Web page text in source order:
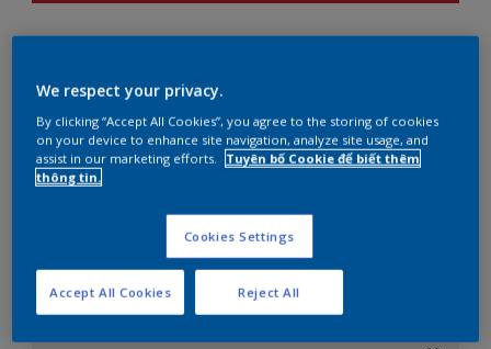
We respect your privacy.
By clicking “Accept All Cookies”, you agree to the storing of cookies
on your device to enhance site navigation, analyze site usage, and
assist in our marketing efforts.
Tuyên bố Cookie để biết thêm
thông tin.
Cookies Settings
Reject All
Accept All Cookies